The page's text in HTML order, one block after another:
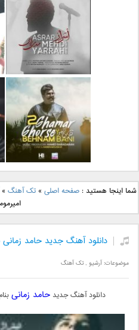
دانلود آهنگ جدید رضا
بهرام بنام نگار
دانلود آهنگ جدید مهدی
یراحی بنام اسرار
دانلود آهنگ جدید بهنام
بانی بنام قرص قمر 2 شما اینجا هستید :صفحه اصلی »تک آهنگ
دانلود آهنگ جدید حامد زمانی
موضوعات:آرشیو ,تک آهنگ
دانلود آهنگ جدیدحامد زمانی